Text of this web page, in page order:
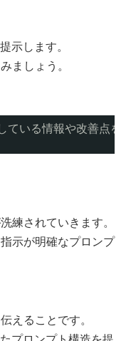
示します。
ましょう。
ている情報や改善点
練されていきます。
示が明確なプロンプ
えることです。